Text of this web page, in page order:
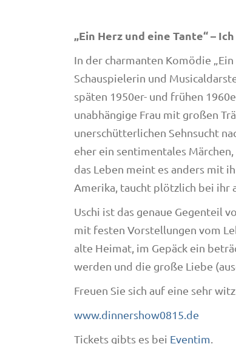
„Ein Herz und eine Tante“ –
In der charmanten Komödie
Schauspielerin und
späten 1950er- und frühen
unabhängige Frau mit großen
unerschütterlichen Sehnsucht
eher ein sentimentales
das Leben meint es anders mit
Amerika, taucht plötzlich bei ihr
Uschi ist das genaue Gegenteil
mit festen Vorstellungen vom
alte Heimat, im Gepäck ein
werden und die große Liebe
Freuen Sie sich auf eine sehr
www.dinnershow0815.de
Tickets gibts es bei Eventim